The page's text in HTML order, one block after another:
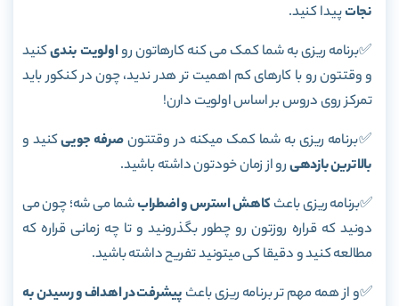
نجاتپیدا کنید.
✅برنامه ریزی به شما کمک می کنه کارهاتون رواولویت بندیکنید
و وقتتون رو با کارهای کم اهمیت تر هدر ندید، چون در کنکور باید
تمرکز روی دروس بر اساس اولویت دارن!
✅برنامه ریزی به شما کمک میکنه در وقتتونصرفه جوییکنید و
بالاترین بازدهیرو از زمان خودتون داشته باشید.
✅برنامه ریزی باعثکاهش استرس و اضطرابشما می شه؛ چون می
دونید که قراره روزتون رو چطور بگذرونید و تا چه زمانی قراره که
مطالعه کنید و دقیقا کی میتونید تفریح داشته باشید.
✅و از همه مهم تر برنامه ریزی باعث پیشرفت در اهداف و رسیدن به